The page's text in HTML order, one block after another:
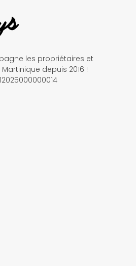
les propriétaires et
depuis 2016 !